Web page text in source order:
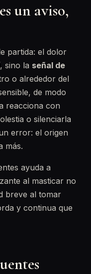
un aviso,
partida: el dolor
sino la señal de
o alrededor del
de modo
reacciona con
o silenciarla
error: el origen
más.
ayuda a
al masticar no
breve al tomar
y continua que